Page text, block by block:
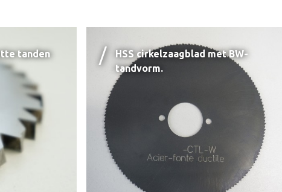
tanden
HSS cirkelzaagblad met BW-
tandvorm.